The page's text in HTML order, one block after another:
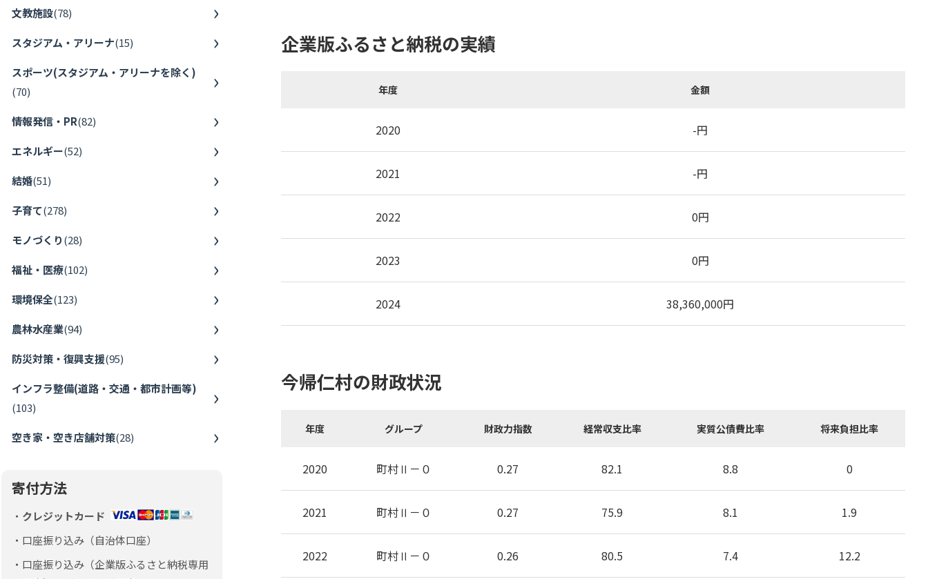
文教施設(78)
スタジアム・アリーナ(15)
スポーツ(スタジアム・アリーナを除く)
(70)
情報発信・PR(82)
エネルギー(52)
結婚(51)
子育て(278)
モノづくり(28)
福祉・医療(102)
環境保全(123)
農林水産業(94)
防災対策・復興支援(95)
インフラ整備(道路・交通・都市計画等)
(103)
空き家・空き店舗対策(28)
寄付方法
クレジットカード
口座振り込み（自治体口座）
口座振り込み（企業版ふるさと納税専用
企業版ふるさと納税の実績
年度 金額
2020 -円
2021 -円
2022 0円
2023 0円
2024 38,360,000円
今帰仁村の財政状況
年度 グループ 財政力指数 経常収支比率 実質公債費比率 将来負担比率
2020 町村Ⅱ－０ 0.27 82.1 8.8 0
2021 町村Ⅱ－０ 0.27 75.9 8.1 1.9
2022 町村Ⅱ－０ 0.26 80.5 7.4 12.2